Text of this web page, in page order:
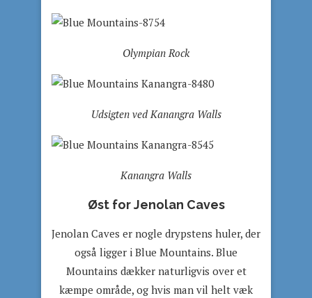
Olympian Rock
Udsigten ved Kanangra Walls
Kanangra Walls
Øst for Jenolan Caves
Jenolan Caves er nogle drypstens huler, der
også ligger i Blue Mountains. Blue
Mountains dækker naturligvis over et
kæmpe område, og hvis man vil helt væk